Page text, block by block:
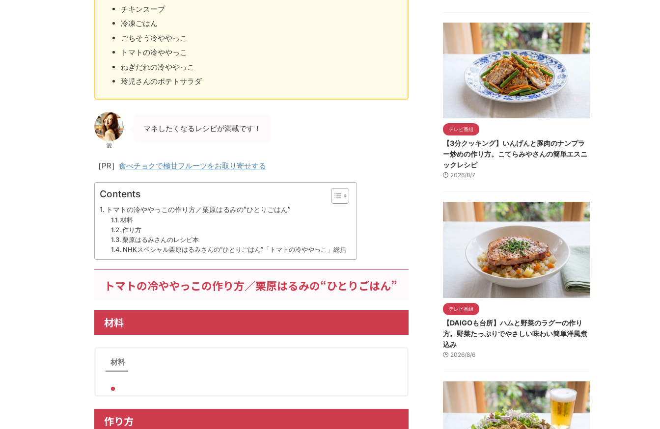
チキンスープ
冷凍ごはん
ごちそう冷ややっこ
トマトの冷ややっこ
ねぎだれの冷ややっこ
玲児さんのポテトサラダ
愛
マネしたくなるレシピが満載です！
［PR］ 食べチョクで極甘フルーツをお取り寄せする
Contents
トマトの冷ややっこの作り方／栗原はるみの“ひとりごはん”
材料
作り方
栗原はるみさんのレシピ本
NHKスペシャル栗原はるみさんの“ひとりごはん”「トマトの冷ややっこ」総括
トマトの冷ややっこの作り方／栗原はるみの“ひとりごはん”
材料
材料
作り方
テレビ番組
【3分クッキング】いんげんと豚肉のナンプラ
ー炒めの作り方。こてらみやさんの簡単エスニ
ックレシピ
2026/8/7
テレビ番組
【DAIGOも台所】ハムと野菜のラグーの作り
方。野菜たっぷりでやさしい味わい簡単洋風煮
込み
2026/8/6